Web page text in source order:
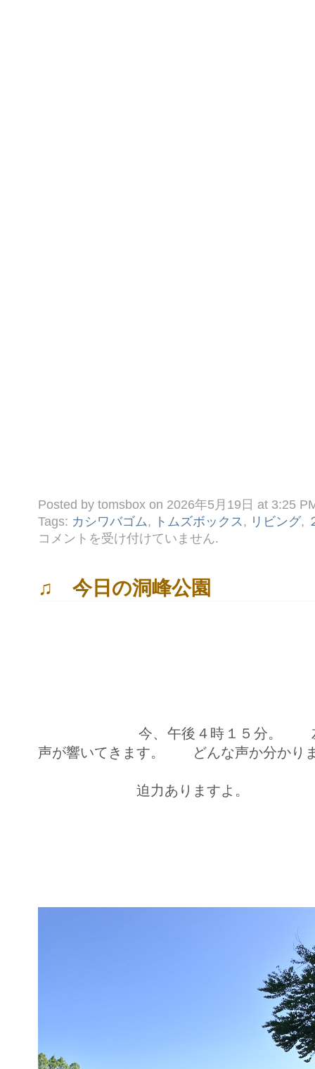
Posted by tomsbox on 2026年5月19日 at 3:25
Tags: カシワバゴム, トムズボックス , リビング,
◎
あ
い
～ ！
コメントを受け付けていません.
♫ 今日の洞峰公園
今、午後４時１５分。 左の芦
声が響いてきます。 どんな声か分かり
迫力ありますよ。 ふ